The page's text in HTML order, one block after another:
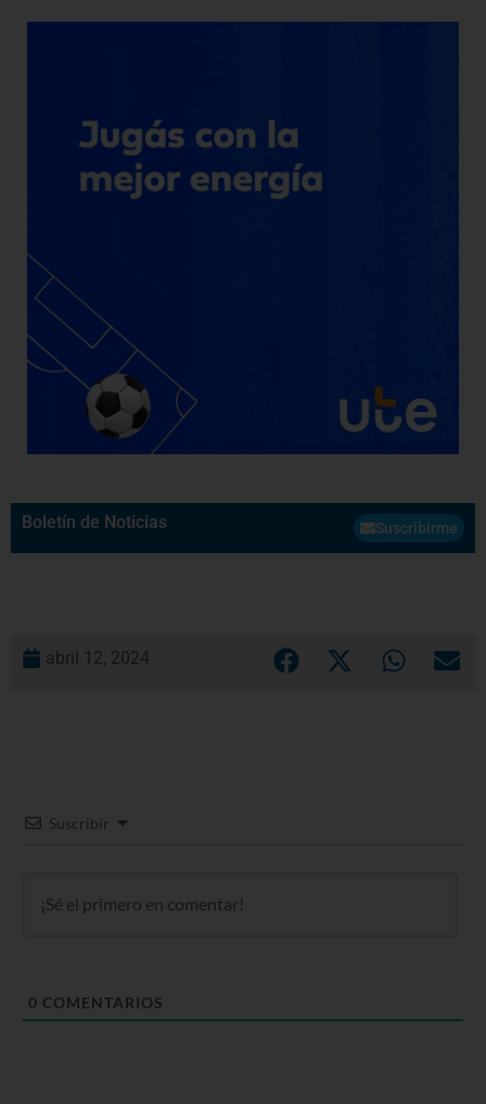
Boletín de Noticias Suscribirme
abril 12, 2024
Suscribir
0 COMENTARIOS